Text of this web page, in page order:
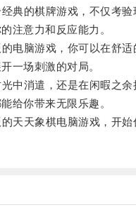
的棋牌游戏，不仅考验
注意力和反应能力。
脑游戏，你可以在舒适
一场刺激的对局。
消遣，还是在闲暇之余
给你带来无限乐趣。
天象棋电脑游戏，开始